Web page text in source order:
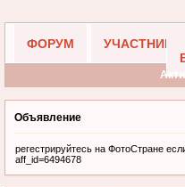
ФОРУМ УЧАСТНИКИ
Объявление
регестрируйтесь на ФотоСтране
aff_id=6494678